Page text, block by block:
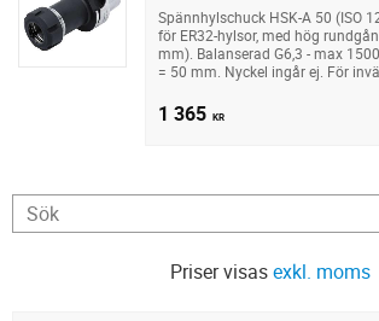
Spännhylschuck HSK-A 50 (ISO
för ER32-hylsor, med hög
mm). Balanserad G6,3 - max
= 50 mm. Nyckel ingår ej. För
1 365 KR
Priser visasexkl. moms